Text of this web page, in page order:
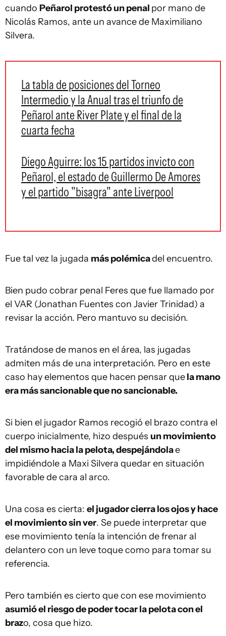
cuando Peñarol protestó un penal por mano de
Nicolás Ramos, ante un avance de Maximiliano
Silvera.
La tabla de posiciones del Torneo
Intermedio y la Anual tras el triunfo de
Peñarol ante River Plate y el final de la
cuarta fecha
Diego Aguirre: los 15 partidos invicto con
Peñarol, el estado de Guillermo De Amores
y el partido "bisagra" ante Liverpool
Fue tal vez la jugada más polémicadel encuentro.
Bien pudo cobrar penal Feres que fue llamado por
el VAR (Jonathan Fuentes con Javier Trinidad) a
revisar la acción. Pero mantuvo su decisión.
Tratándose de manos en el área, las jugadas
admiten más de una interpretación. Pero en este
caso hay elementos que hacen pensar quela mano
era más sancionable que no sancionable.
Si bien el jugador Ramos recogió el brazo contra el
cuerpo inicialmente, hizo después un movimiento
del mismo hacia la pelota, despejándolae
impidiéndole a Maxi Silvera quedar en situación
favorable de cara al arco.
Una cosa es cierta: el jugador cierra los ojos y hace
el movimiento sin ver. Se puede interpretar que
ese movimiento tenía la intención de frenar al
delantero con un leve toque como para tomar su
referencia.
Pero también es cierto que con ese movimiento
asumió el riesgo de poder tocar la pelota con el
brazo, cosa que hizo.